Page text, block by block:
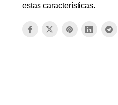
estas características.